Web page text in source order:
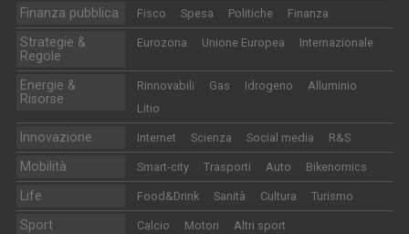
Finanza pubblica Fisco Spesa Politiche Finanza
Strategie &
Regole
Eurozona Unione Europea Internazionale
Energie &
Risorse
Rinnovabili Gas Idrogeno
Alluminio
Litio
Innovazione Internet Scienza Social media R&S
Mobilità Smart-city Trasporti Auto Bikenomics
Life Food&Drink Sanità Cultura Turismo
Sport Calcio Motori Altri sport